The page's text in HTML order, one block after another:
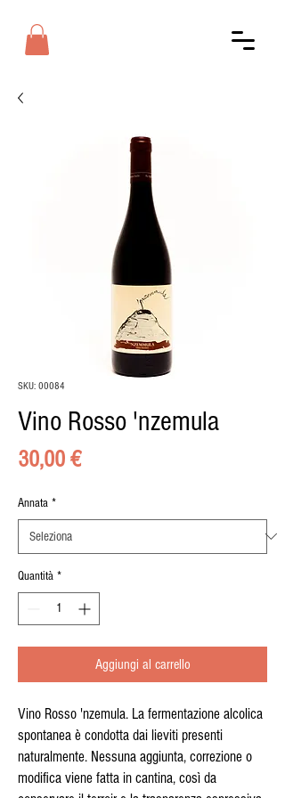
SKU: 00084
Vino Rosso 'nzemula
30,00 €Prezzo
Annata *
Quantità *
Aggiungi al carrello
Vino Rosso 'nzemula. La fermentazione alcolica
spontanea è condotta dai lieviti presenti
naturalmente. Nessuna aggiunta, correzione o
modifica viene fatta in cantina, così da